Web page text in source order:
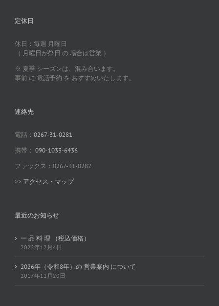
定休日
休日：毎週 月曜日
（ 月曜日が祭日 の 場合は営業 ）
※ 夏季 シーズンは、混み合います。
事前 に 電話予約 を おすすめいたします。
連絡先
電話： 0267-31-0281
携帯： 090-1033-6436
ファックス：0267-31-0282
>> アクセス・マップ
最近のお知らせ
一 品 料 理 （税込価格）
2022年12月4日
2026年（令和8年）の 営業案内 について
2017年11月20日